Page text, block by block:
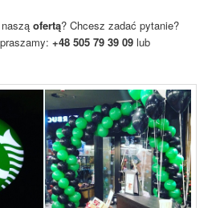
nasząofertą? Chcesz zadać pytanie?
+48 505 79 39 09 lub